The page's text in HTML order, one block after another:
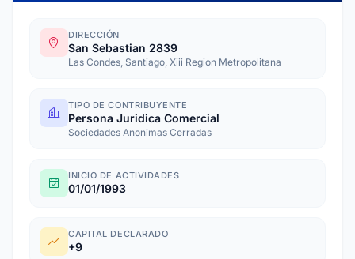
DIRECCIÓN
San Sebastian 2839
Las Condes, Santiago, Xiii Region Metropolitana
TIPO DE CONTRIBUYENTE
Persona Juridica Comercial
Sociedades Anonimas Cerradas
INICIO DE ACTIVIDADES
01/01/1993
CAPITAL DECLARADO
+9